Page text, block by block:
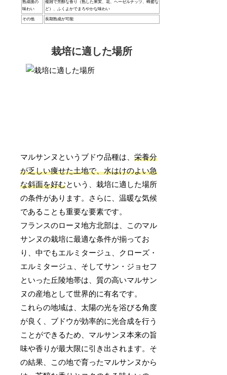
熟成後の
味わい
複雑で芳醇な香り（熟した果実、花、ヘーゼルナッツ、蜂蜜な
ど）、ふくよかでまろやかな味わい
その他 長期熟成が可能
栽培に適した場所
マルサンヌというブドウ品種は、栄養分
が乏しい痩せた土地で、水はけのよい急
な斜面を好むという、栽培に適した場所
の条件があります。さらに、温暖な気候
であることも重要な要素です。
フランスのローヌ地方北部は、このマル
サンヌの栽培に最適な条件が揃ってお
り、中でもエルミタージュ、クローズ・
エルミタージュ、そしてサン・ジョセフ
といった丘陵地帯は、質の高いマルサン
ヌの産地として世界的に有名です。
これらの地域は、太陽の光を浴びる角度
が良く、ブドウが効率的に光合成を行う
ことができるため、マルサンヌ本来の旨
味や香りが最大限に引き出されます。そ
の結果、この地で育ったマルサンヌから